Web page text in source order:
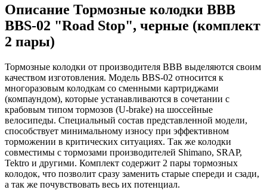
Описание Тормозные колодки BBB
BBS-02 "Road Stop", черные (комплект
2 пары)
Тормозные колодки от производителя BBB выделяются своим
качеством изготовления. Модель BBS-02 относится к
многоразовым колодкам со сменными картриджами
(компаундом), которые устанавливаются в сочетании с
крабовым типом тормозов (U-brake) на шоссейные
велосипеды. Специальный состав представленной модели,
способствует минимальному износу при эффективном
торможении в критических ситуациях. Так же колодки
совместимы с тормозами производителей Shimano, SRAP,
Tektro и другими. Комплект содержит 2 пары тормозных
колодок, что позволит сразу заменить старые спереди и сзади,
а так же почувствовать весь их потенциал.